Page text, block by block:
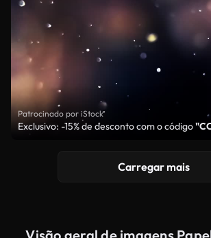
Patrocinado por iStock
Exclusivo: -15% de desconto com o código
Carregar mais